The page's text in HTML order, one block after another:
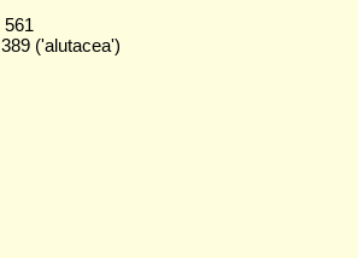
('alutacea')